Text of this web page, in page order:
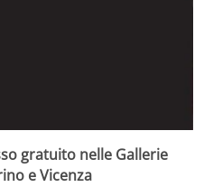
gratuito nelle Gallerie
e Vicenza